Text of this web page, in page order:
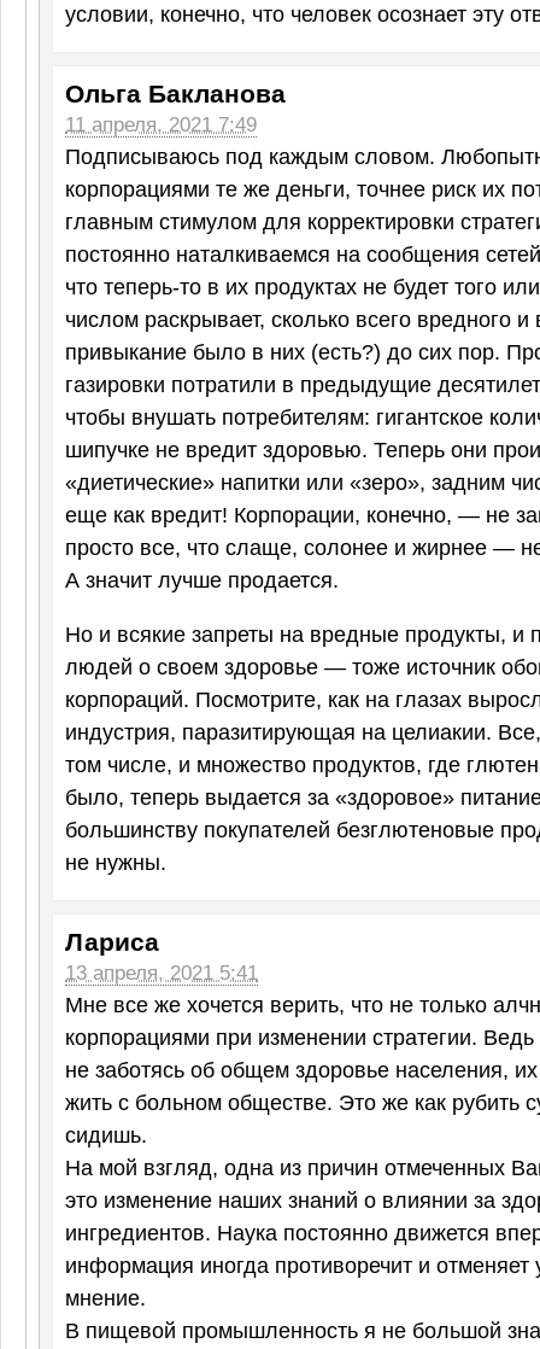
условии, конечно, что человек осознает эту
Ольга Бакланова
11 апреля, 2021 7:49
Подписываюсь под каждым словом.
корпорациями те же деньги, точнее риск их
главным стимулом для корректировки
постоянно наталкиваемся на сообщения
что теперь-то в их продуктах не будет того
числом раскрывает, сколько всего вредного
привыкание было в них (есть?) до сих пор.
газировки потратили в предыдущие
чтобы внушать потребителям: гигантское
шипучке не вредит здоровью. Теперь они
«диетические» напитки или «зеро», задним
еще как вредит! Корпорации, конечно, — не
просто все, что слаще, солонее и жирнее —
А значит лучше продается.
Но и всякие запреты на вредные продукты, и
людей о своем здоровье — тоже источник
корпораций. Посмотрите, как на глазах
индустрия, паразитирующая на целиакии.
том числе, и множество продуктов, где
было, теперь выдается за «здоровое»
большинству покупателей безглютеновые
не нужны.
Лариса
13 апреля, 2021 5:41
Мне все же хочется верить, что не только
корпорациями при изменении стратегии. Ведь
не заботясь об общем здоровье населения,
жить с больном обществе. Это же как рубить
сидишь.
На мой взгляд, одна из причин отмеченных
это изменение наших знаний о влиянии за
ингредиентов. Наука постоянно движется
информация иногда противоречит и отменяет
мнение.
В пищевой промышленность я не большой